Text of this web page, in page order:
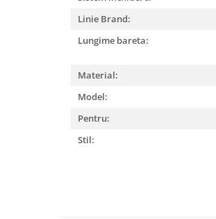
Linie Brand:
Lungime bareta:
Material:
Model:
Pentru:
Stil: